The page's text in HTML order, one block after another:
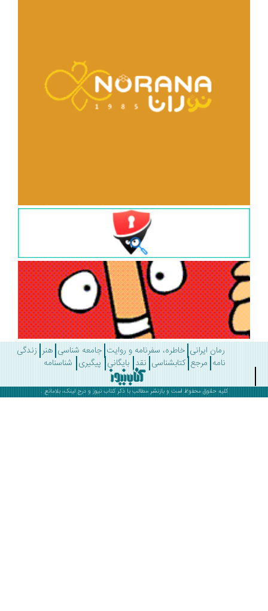
رمان ایرانی خاطره، سفرنامه و روایت جامعه شناسی هنر زندگی
مرجع کتابشناسی نقد بایگانی پیگیری شناسنامه
کلیه حقوق محفوظ است و بازنشر مطالب با ذکرکتاب نیوز و درج لینک، بلامانع .